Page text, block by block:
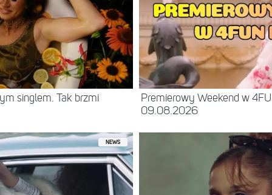
singlem. Tak brzmi
Premierowy Weekend w
09.08.2026
NEWS